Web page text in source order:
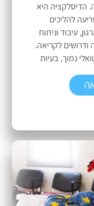
הדיסלקציה היא
להליכים
עיבוד וניתוח
ודרושים לקריאה.
נמוך, בעיות